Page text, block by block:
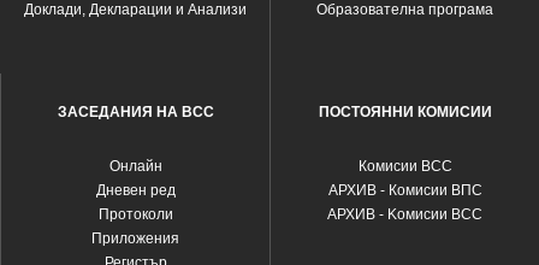
Доклади, Декларации и Анализи
Образователна програма
ЗАСЕДАНИЯ НА ВСС
Oнлайн
Дневен ред
Протоколи
Приложения
ПОСТОЯННИ КОМИСИИ
Комисии ВСС
АРХИВ - Комисии ВПС
АРХИВ - Kомисии ВСС